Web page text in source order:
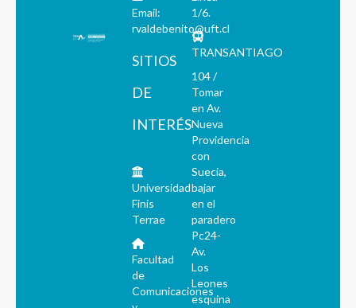
Email:
rvaldebenito@uft.cl
SITIOS
DE
INTERÉS
Universidad
Finis
Terrae
Facultad
de
Comunicaciones
1/6.
TRANSANTIAGO
104 /
Tomar
en Av.
Nueva
Providencia
con
Suecia,
bajar
en el
paradero
Pc24-
Av.
Los
Leones
esquina